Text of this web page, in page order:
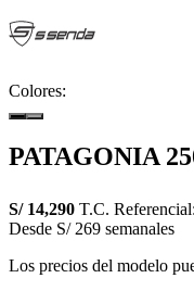
Colores:
PATAGONIA
S/ 14,290 T.C.
Desde S/ 269 semanales
Los precios del modelo